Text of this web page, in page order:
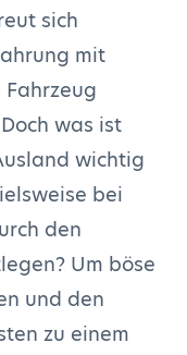
sich
mit
was ist
wichtig
bei
den
Um böse
und den
zu einem